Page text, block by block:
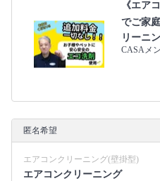
《エア
でご家
リーニ
CASAメ
匿名希望
エアコンクリーニング(壁掛型)
エアコンクリーニング